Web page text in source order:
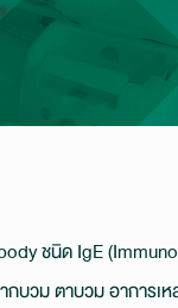
ชนิด IgE
วม ตาบวม อาการเห